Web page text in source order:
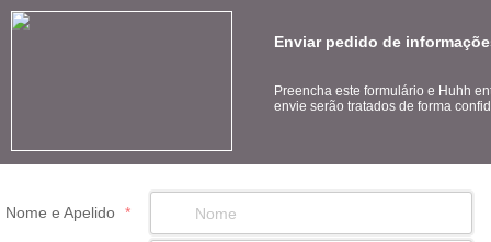
Enviar pedido de
Preencha este formulário e Huhh
envie serão tratados de forma
Nome e Apelido *